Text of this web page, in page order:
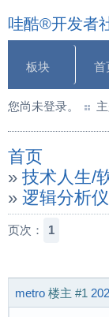
哇酷®开发者
板块 首
您尚未登录。
首页
» 技术人生/
» 逻辑分析
页次： 1
metro 楼主 #1